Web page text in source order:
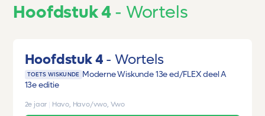
Hoofdstuk 4 Wortels
Hoofdstuk 4 Wortels
TOETS WISKUNDE Moderne Wiskunde 13e ed/FLEX deel A
13e editie
2e jaar Havo, Havo/vwo, Vwo